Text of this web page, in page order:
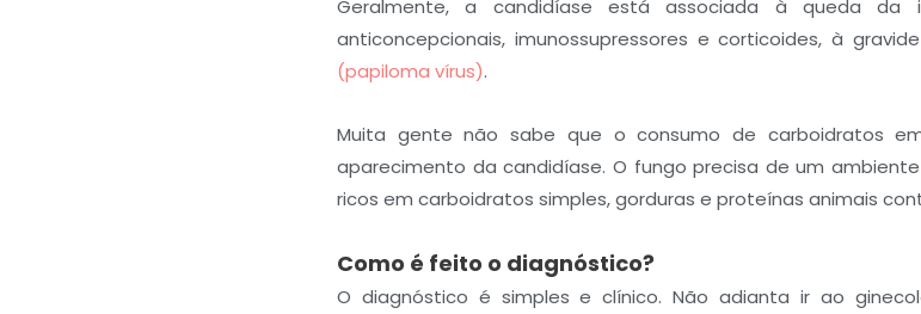
Geralmente, a candidíase está associada à queda da
anticoncepcionais, imunossupressores e corticoides, à
(papiloma vírus).
Muita gente não sabe que o consumo de carboidratos
aparecimento da candidíase. O fungo precisa de um
ricos em carboidratos simples, gorduras e proteínas animais
Como é feito o diagnóstico?
O diagnóstico é simples e clínico. Não adianta ir ao